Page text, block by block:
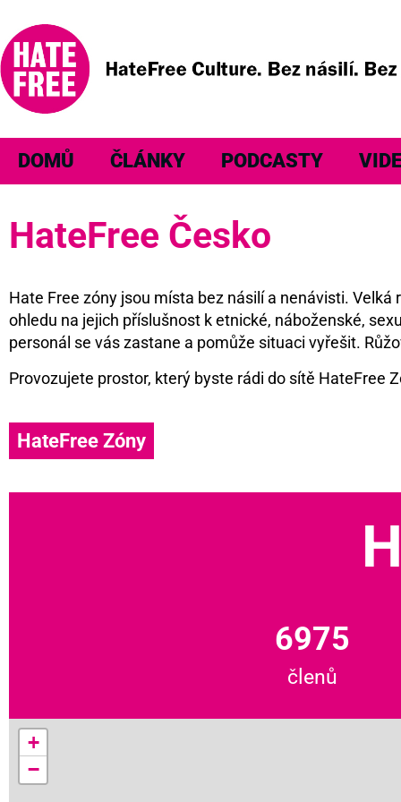
DOMŮ ČLÁNKY PODCASTY
HateFree Česko
Hate Free zóny jsou místa bez násilí a nenávisti.
ohledu na jejich příslušnost k etnické, náboženské,
personál se vás zastane a pomůže situaci vyřešit.
Provozujete prostor, který byste rádi do sítě HateFree
HateFree Zóny
6975
členů
+
−